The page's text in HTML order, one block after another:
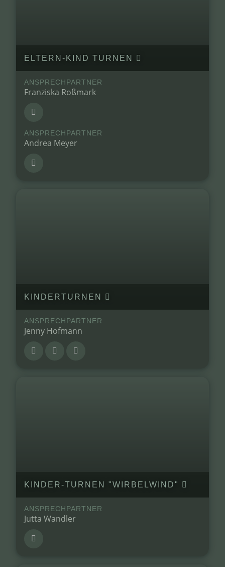
ELTERN-KIND TURNEN
ANSPRECHPARTNER
Franziska Roßmark
ANSPRECHPARTNER
Andrea Meyer
KINDERTURNEN
ANSPRECHPARTNER
Jenny Hofmann
KINDER-TURNEN "WIRBELWIND"
ANSPRECHPARTNER
Jutta Wandler